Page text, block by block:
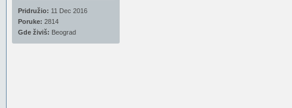
Pridružio: 11 Dec 2016
Poruke: 2814
Gde živiš: Beograd